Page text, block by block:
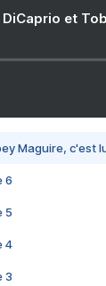
et
Maguire, c'est
6
5
4
3